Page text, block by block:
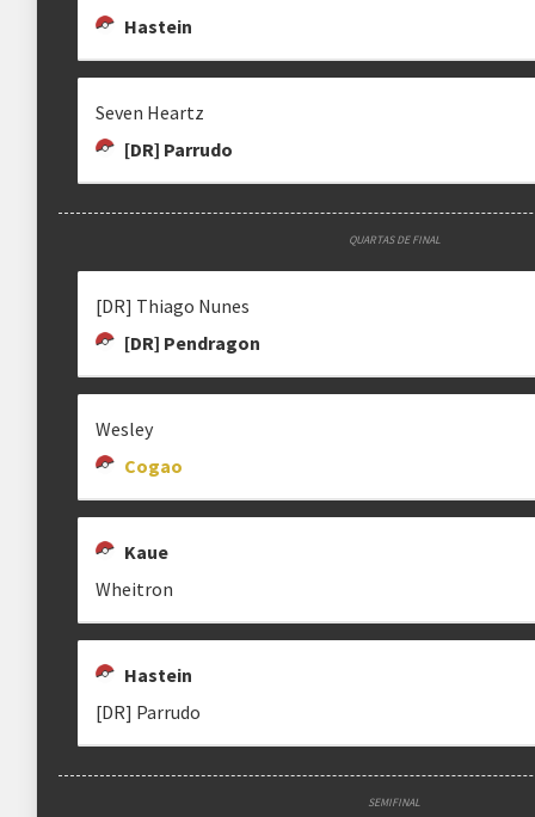
Hastein
Seven Heartz
[DR] Parrudo
QUARTAS DE FINAL
[DR] Thiago Nunes
[DR] Pendragon
Wesley
Cogao
Kaue
Wheitron
Hastein
[DR] Parrudo
SEMIFINAL